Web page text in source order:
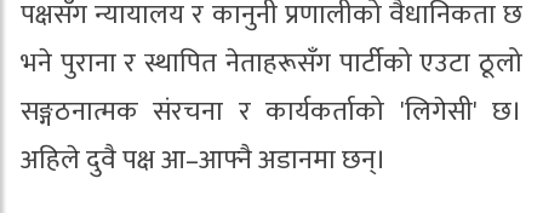
पक्षसँग न्यायालय र कानुनी प्रणालीको वैधानिकता छ
भने पुराना र स्थापित नेताहरूसँग पार्टीको एउटा ठूलो
सङ्गठनात्मक संरचना र कार्यकर्ताको 'लिगेसी' छ।
अहिले दुवै पक्ष आ–आफ्नै अडानमा छन्।